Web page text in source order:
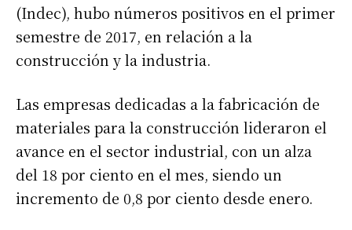
(Indec), hubo números positivos en el primer
semestre de 2017, en relación a la
construcción y la industria.
Las empresas dedicadas a la fabricación de
materiales para la construcción lideraron el
avance en el sector industrial, con un alza
del 18 por ciento en el mes, siendo un
incremento de 0,8 por ciento desde enero.